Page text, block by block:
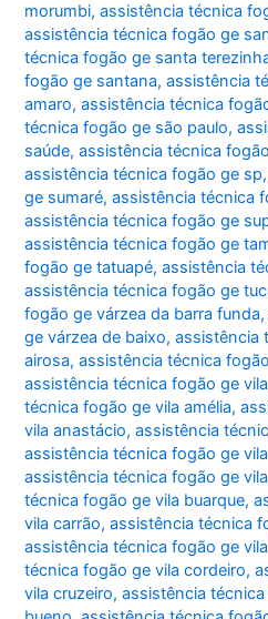
morumbi,assistência técnica
assistência técnica fogão ge
técnica fogão ge santa
fogão ge santana,assistência
amaro,assistência técnica
técnica fogão ge são paulo,
saúde,assistência técnica
assistência técnica fogão ge sp
ge sumaré,assistência técnica
assistência técnica fogão ge
assistência técnica fogão ge
fogão ge tatuapé,assistência
assistência técnica fogão ge
fogão ge várzea da barra funda
ge várzea de baixo,assistência
airosa,assistência técnica
assistência técnica fogão ge
técnica fogão ge vila amélia,
vila anastácio,assistência
assistência técnica fogão ge
assistência técnica fogão ge
técnica fogão ge vila buarque,
vila carrão,assistência técnica
assistência técnica fogão ge
técnica fogão ge vila cordeiro,
vila cruzeiro,assistência